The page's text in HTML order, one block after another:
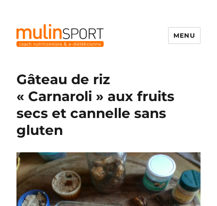
MENU
Gâteau de riz
« Carnaroli » aux fruits
secs et cannelle sans
gluten